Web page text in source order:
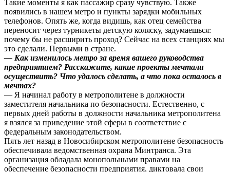
Такие моменты я как пассажир сразу чувствую. Также
появились в нашем метро и пункты зарядки мобильных
телефонов. Опять же, когда видишь, как отец семейства
переносит через турникеты детскую коляску, задумаешься:
почему бы не расширить проход? Сейчас на всех станциях мы
это сделали. Первыми в стране.
— Как изменилось метро за время вашего руководства
предприятием? Расскажите, какие проекты мечтали
осуществить? Что удалось сделать, а что пока осталось в
мечтах?
— Я начинал работу в метрополитене в должности
заместителя начальника по безопасности. Естественно, с
первых дней работы в должности начальника метрополитена
я взялся за приведение этой сферы в соответствие с
федеральным законодательством.
Пять лет назад в Новосибирском метрополитене безопасность
обеспечивала ведомственная охрана Минтранса. Эта
организация обладала монопольными правами на
обеспечение безопасности предприятия, диктовала свои